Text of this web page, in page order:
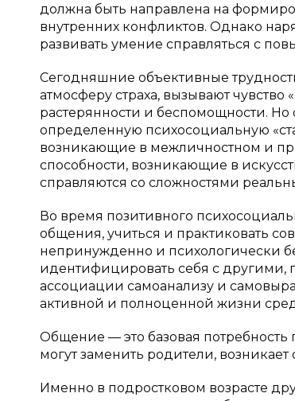
должна быть направлена ​​на
внутренних конфликтов. Однако
развивать умение справляться с
Сегодняшние объективные
атмосферу страха, вызывают
растерянности и беспомощности. Но
определенную психосоциальную
возникающие в межличностном и
способности, возникающие в
справляются со сложностями
Во время позитивного
общения, учиться и практиковать
непринужденно и психологически
идентифицировать себя с другими,
ассоциации самоанализу и
активной и полноценной жизни
Общение — это базовая потребность
могут заменить родители, возникает
Именно в подростковом возрасте